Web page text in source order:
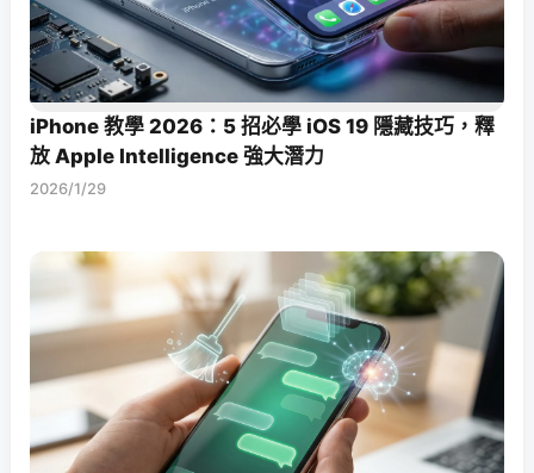
iPhone 教學 2026：5 招必學 iOS 19 隱藏技巧，釋
放 Apple Intelligence 強大潛力
2026/1/29